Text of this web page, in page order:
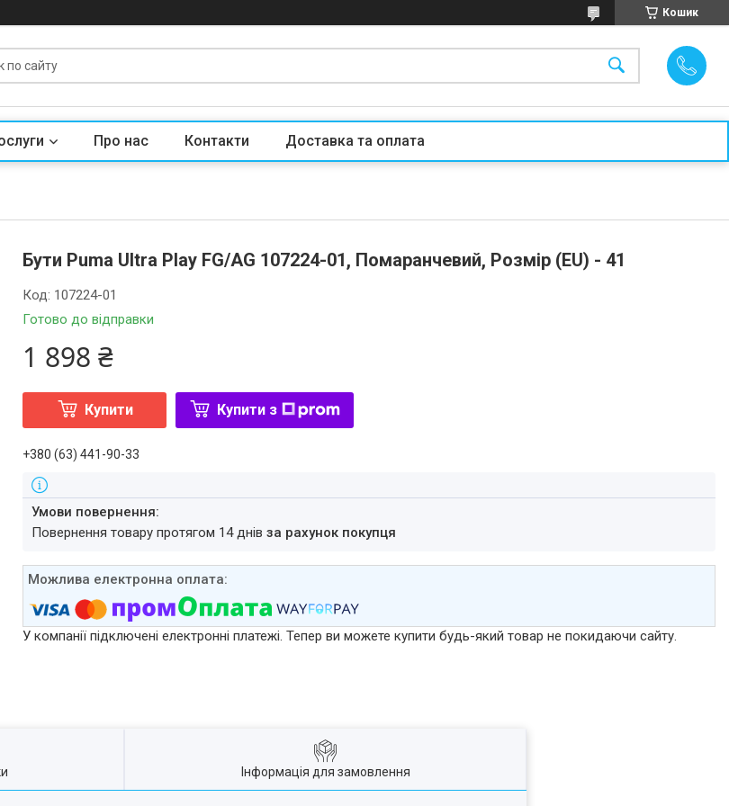
Кошик
Про нас Контакти Доставка та оплата
Бути Puma Ultra Play FG/AG 107224-01, Помаранчевий, Розмір (EU) - 41
Готово до відправки
Код: 107224-01
1 898 ₴
Купити Купити з
+380 (63) 441-90-33
повернення товару протягом 14 днівза рахунок покупця
У компанії підключені електронні платежі. Тепер ви можете купити будь-який товар не покидаючи сайту.
Інформація для замовлення